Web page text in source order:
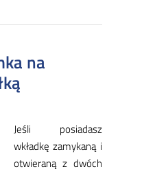
na
Je­śli po­sia­dasz
wkład­kę za­my­ka­ną i
otwie­ra­ną z dwóch